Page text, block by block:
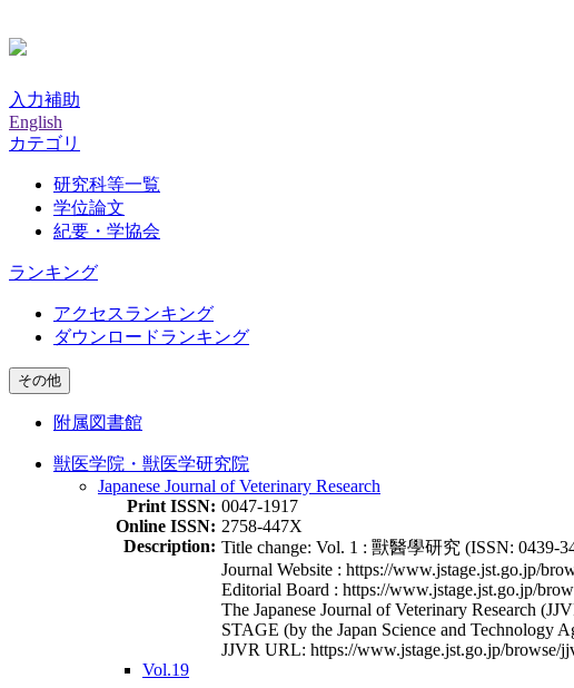
入力補助
English
カテゴリ
研究科等一覧
学位論文
紀要・学協会
ランキング
アクセスランキング
ダウンロードランキング
その他
附属図書館
獣医学院・獣医学研究院
Japanese Journal of Veterinary Research
Print ISSN: 0047-1917
Online ISSN: 2758-447X
Description: Title change: Vol. 1 : 獸醫學研究 (ISSN: 0439-
Journal Website : https://www.jstage.jst.go.jp/
Editorial Board : https://www.jstage.jst.go.jp/
The Japanese Journal of Veterinary Research
STAGE (by the Japan Science and Technology
JJVR URL: https://www.jstage.jst.go.jp/browse/
Vol.19